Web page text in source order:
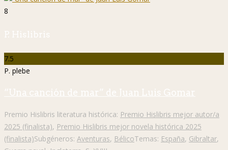
8
P. Hislibris
7.5
P. plebe
“Una canción de mar” de Juan Luis Gomar
Premio Hislibris literatura histórica: Premio Hislibris mejor autor/a
2025 (finalista), Premio Hislibris mejor novela histórica 2025
(finalista)Subgéneros: Aventuras, BélicoTemas: España, Gibraltar,